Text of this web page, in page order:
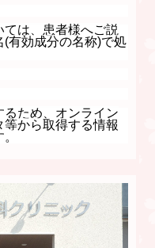
は、患者様へご説
有効成分の名称)で処
ため、オンライン
から取得する情報